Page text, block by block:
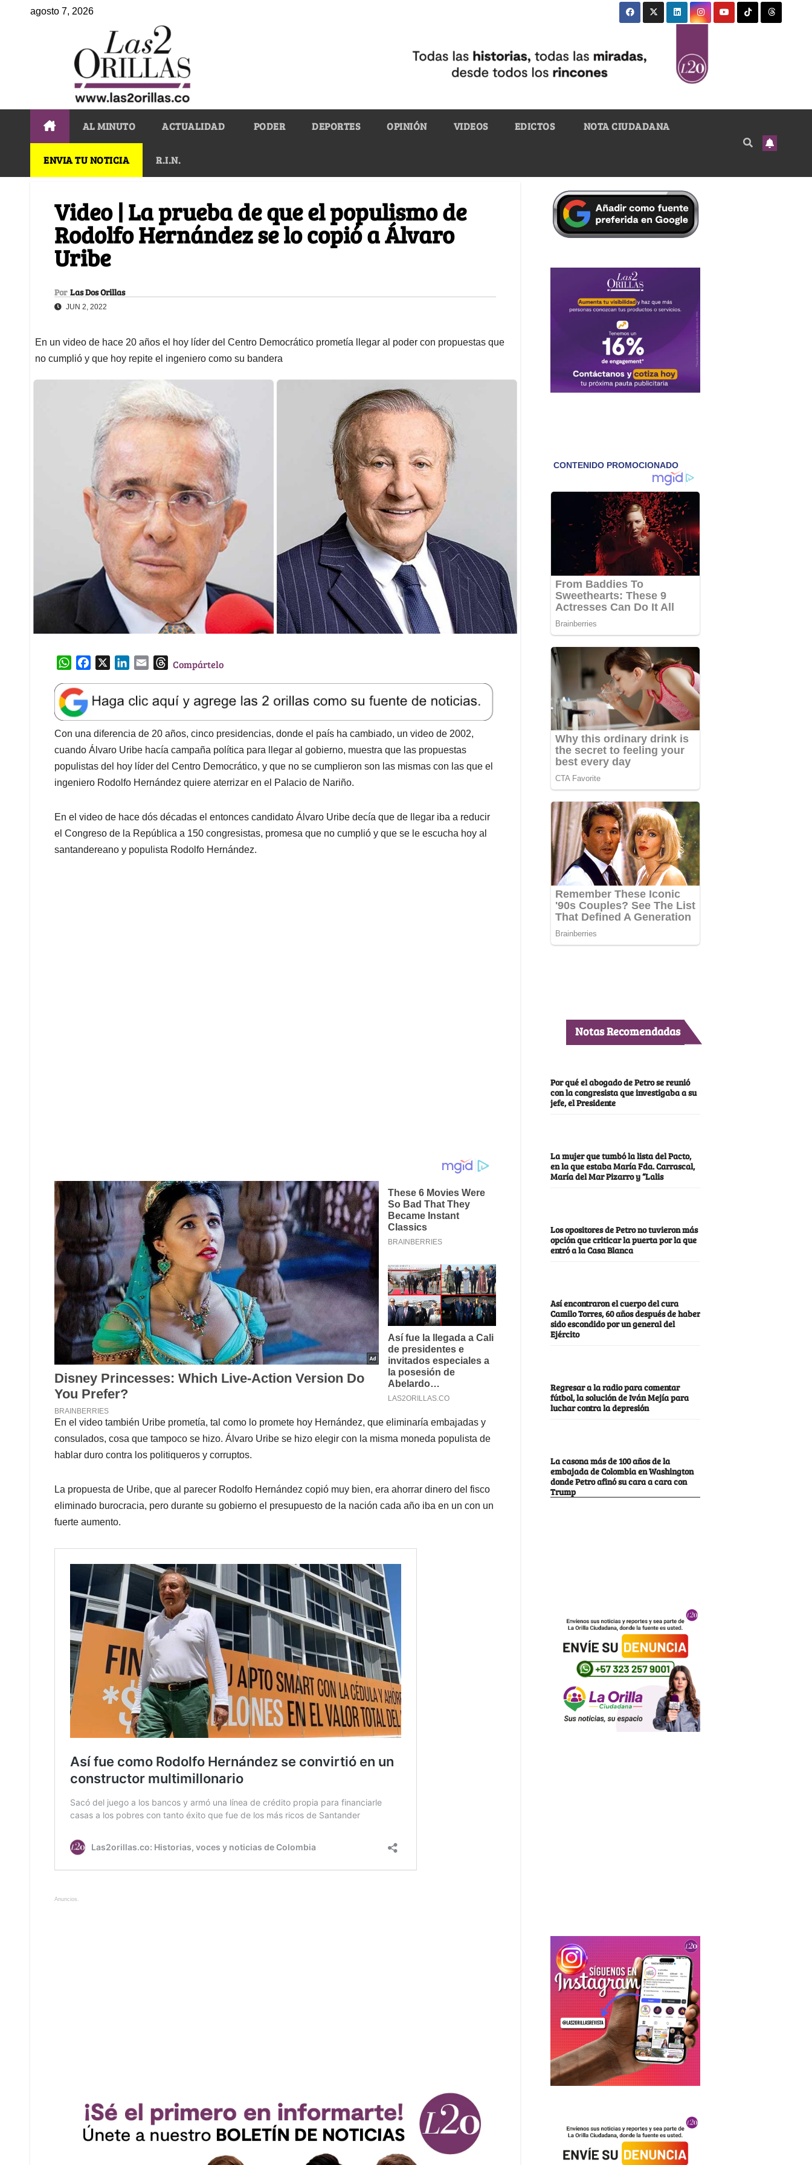
agosto 7, 2026
AL MINUTO ACTUALIDAD PODER DEPORTES OPINIÓN VIDEOS EDICTOS NOTA CIUDADANA
ENVIA TU NOTICIA R.I.N.
Video | La prueba de que el populismo de
Rodolfo Hernández se lo copió a Álvaro
Uribe
Por Las Dos Orillas
JUN 2, 2022
En un video de hace 20 años el hoy líder del Centro Democrático prometía llegar al poder con propuestas que
no cumplió y que hoy repite el ingeniero como su bandera
W
a
t
s
A
p
p
e
b
o
o
k
k
e
d
I
n
l
T
e
a
d
s
Compártelo
Con una diferencia de 20 años, cinco presidencias, donde el país ha cambiado, un video de 2002,
cuando Álvaro Uribe hacía campaña política para llegar al gobierno, muestra que las propuestas
populistas del hoy líder del Centro Democrático, y que no se cumplieron son las mismas con las que el
ingeniero Rodolfo Hernández quiere aterrizar en el Palacio de Nariño.
En el video de hace dós décadas el entonces candidato Álvaro Uribe decía que de llegar iba a reducir
el Congreso de la República a 150 congresistas, promesa que no cumplió y que se le escucha hoy al
santandereano y populista Rodolfo Hernández.
En el video también Uribe prometía, tal como lo promete hoy Hernández, que eliminaría embajadas y
consulados, cosa que tampoco se hizo. Álvaro Uribe se hizo elegir con la misma moneda populista de
hablar duro contra los politiqueros y corruptos.
La propuesta de Uribe, que al parecer Rodolfo Hernández copió muy bien, era ahorrar dinero del fisco
eliminado burocracia, pero durante su gobierno el presupuesto de la nación cada año iba en un con un
fuerte aumento.
Anuncios.
Notas Recomendadas
Por qué el abogado de Petro se reunió
con la congresista que investigaba a su
jefe, el Presidente
La mujer que tumbó la lista del Pacto,
en la que estaba María Fda. Carrascal,
María del Mar Pizarro y “Lalis
Los opositores de Petro no tuvieron más
opción que criticar la puerta por la que
entró a la Casa Blanca
Así encontraron el cuerpo del cura
Camilo Torres, 60 años después de haber
sido escondido por un general del
Ejército
Regresar a la radio para comentar
fútbol, la solución de Iván Mejía para
luchar contra la depresión
La casona más de 100 años de la
embajada de Colombia en Washington
donde Petro afinó su cara a cara con
Trump